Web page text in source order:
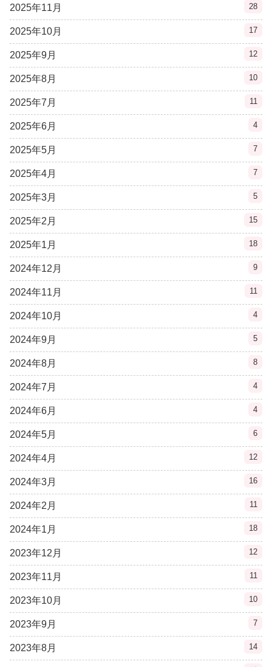
2025年11月 28
2025年10月 17
2025年9月 12
2025年8月 10
2025年7月 11
2025年6月 4
2025年5月 7
2025年4月 7
2025年3月 5
2025年2月 15
2025年1月 18
2024年12月 9
2024年11月 11
2024年10月 4
2024年9月 5
2024年8月 8
2024年7月 4
2024年6月 4
2024年5月 6
2024年4月 12
2024年3月 16
2024年2月 11
2024年1月 18
2023年12月 12
2023年11月 11
2023年10月 10
2023年9月 7
2023年8月 14